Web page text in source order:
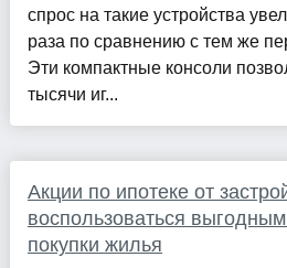
спрос на такие устройства
раза по сравнению с тем же
Эти компактные консоли
тысячи иг...
Акции по ипотеке от
воспользоваться
покупки жилья